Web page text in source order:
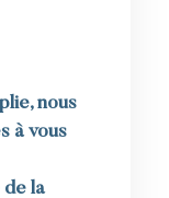
nous
à vous
la